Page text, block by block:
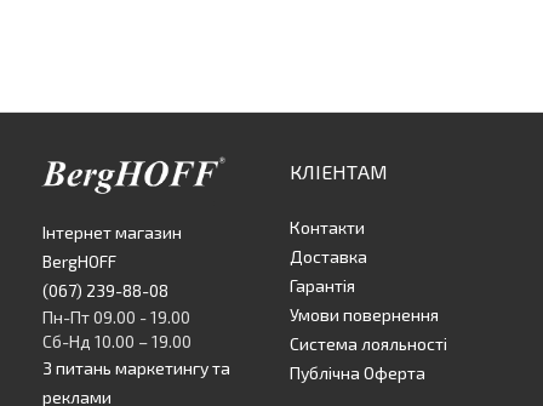
Інтернет магазин
BergHOFF
(067) 239-88-08
Пн-Пт 09.00 - 19.00
Сб-Нд 10.00 – 19.00
З питань маркетингу та
реклами
КЛІЕНТАМ
Контакти
Доставка
Гарантія
Умови повернення
Система лояльності
Публічна Оферта